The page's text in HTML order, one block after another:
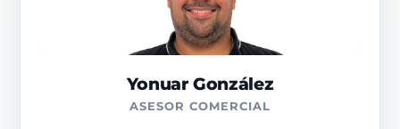
Yonuar González
ASESOR COMERCIAL